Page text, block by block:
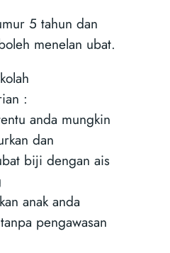
5 tahun dan
menelan ubat.
:
anda mungkin
dan
biji dengan ais
anak anda
pengawasan